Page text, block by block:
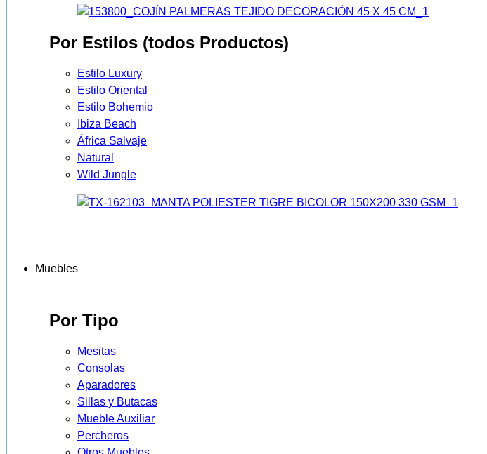
Por Estilos (todos Productos)
Estilo Luxury
Estilo Oriental
Estilo Bohemio
Ibiza Beach
África Salvaje
Natural
Wild Jungle
Muebles
Por Tipo
Mesitas
Consolas
Aparadores
Sillas y Butacas
Mueble Auxiliar
Percheros